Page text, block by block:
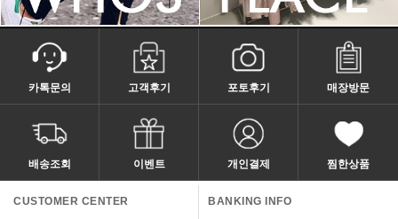
카톡문의 고객후기 포토후기 매장방문
배송조회 이벤트 개인결제 찜한상품
CUSTOMER CENTER BANKING INFO